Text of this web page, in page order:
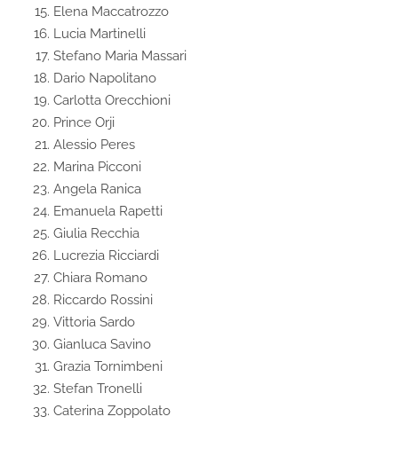
Elena Maccatrozzo
Lucia Martinelli
Stefano Maria Massari
Dario Napolitano
Carlotta Orecchioni
Prince Orji
Alessio Peres
Marina Picconi
Angela Ranica
Emanuela Rapetti
Giulia Recchia
Lucrezia Ricciardi
Chiara Romano
Riccardo Rossini
Vittoria Sardo
Gianluca Savino
Grazia Tornimbeni
Stefan Tronelli
Caterina Zoppolato